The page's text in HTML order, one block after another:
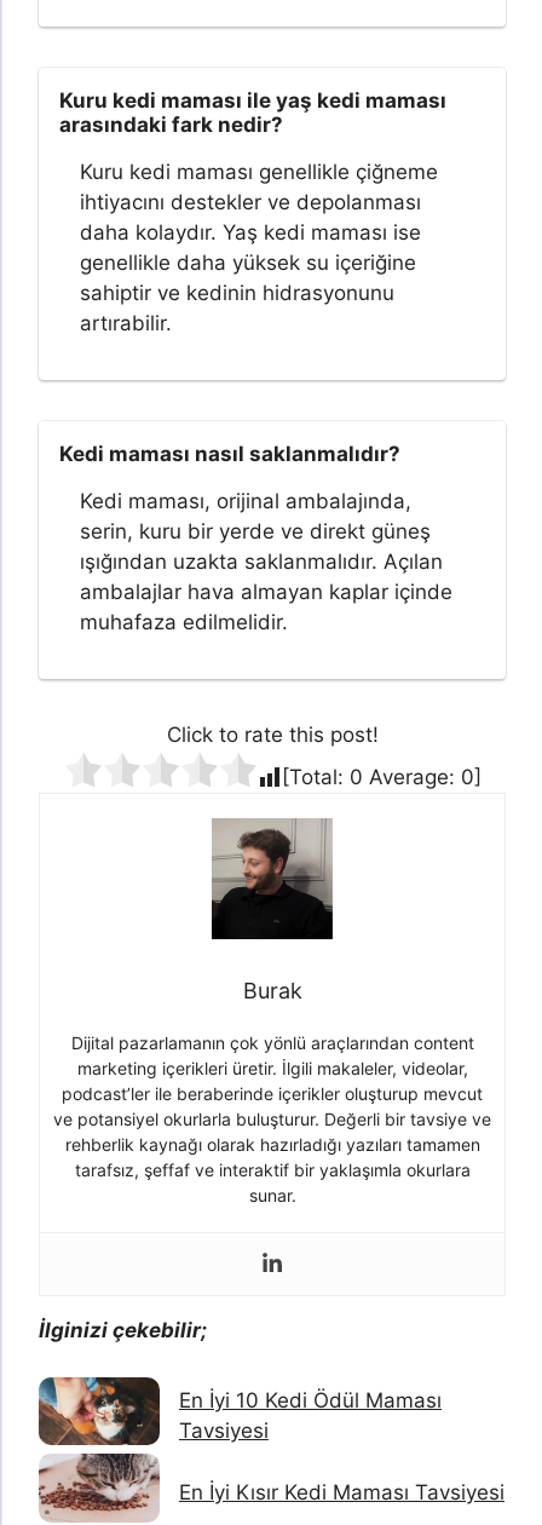
Kuru kedi maması ile yaş kedi maması
arasındaki fark nedir?
Kuru kedi maması genellikle çiğneme
ihtiyacını destekler ve depolanması
daha kolaydır. Yaş kedi maması ise
genellikle daha yüksek su içeriğine
sahiptir ve kedinin hidrasyonunu
artırabilir.
Kedi maması nasıl saklanmalıdır?
Kedi maması, orijinal ambalajında,
serin, kuru bir yerde ve direkt güneş
ışığından uzakta saklanmalıdır. Açılan
ambalajlar hava almayan kaplar içinde
muhafaza edilmelidir.
Click to rate this post!
[Total: 0 Average: 0]
Burak
Dijital pazarlamanın çok yönlü araçlarından content
marketing içerikleri üretir. İlgili makaleler, videolar,
podcast’ler ile beraberinde içerikler oluşturup mevcut
ve potansiyel okurlarla buluşturur. Değerli bir tavsiye ve
rehberlik kaynağı olarak hazırladığı yazıları tamamen
tarafsız, şeffaf ve interaktif bir yaklaşımla okurlara
sunar.
İlginizi çekebilir;
En İyi 10 Kedi Ödül Maması
Tavsiyesi
En İyi Kısır Kedi Maması Tavsiyesi